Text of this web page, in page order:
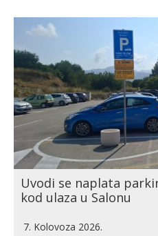
Uvodi se naplata
kod ulaza u Salonu
7. Kolovoza 2026.